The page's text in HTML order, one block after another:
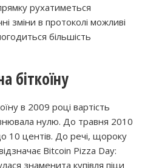
рухатиметься
зміни в протоколі можливі
більшість
біткоїну
в 2009 році вартість
нулю. До травня 2010
10 центів. До речі, щороку
Bitcoin Pizza Day:
знаменита купівля піци